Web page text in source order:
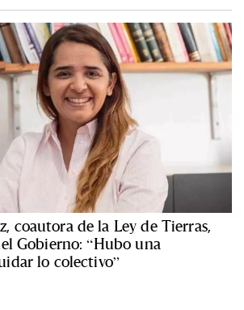
coautora de la Ley de Tierras,
Gobierno: “Hubo una
lo colectivo”